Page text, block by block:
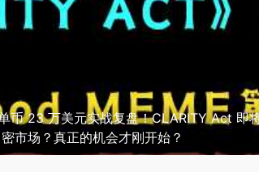
开户直接交易美股和加密货币 ！ Ondo
ONDO 低成本自动化空投, 每周 17